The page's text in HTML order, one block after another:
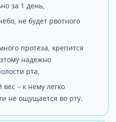
за 1 день,
не будет рвотного
протеза, крепится
надежно
рта,
– к нему легко
не ощущается во рту.